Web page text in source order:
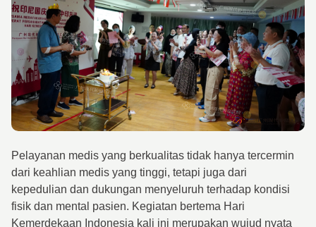
Pelayanan medis yang berkualitas tidak hanya tercermin
dari keahlian medis yang tinggi, tetapi juga dari
kepedulian dan dukungan menyeluruh terhadap kondisi
fisik dan mental pasien. Kegiatan bertema Hari
Kemerdekaan Indonesia kali ini merupakan wujud nyata